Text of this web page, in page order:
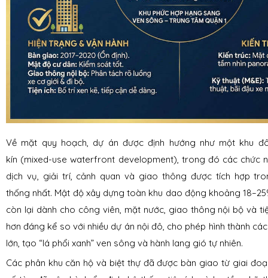
Về mặt quy hoạch, dự án được định hướng như một khu
kín (mixed-use waterfront development), trong đó các chức
dịch vụ, giải trí, cảnh quan và giao thông được tích hợp
thống nhất. Mật độ xây dựng toàn khu dao động khoảng
còn lại dành cho công viên, mặt nước, giao thông nội bộ và
hơn đáng kể so với nhiều dự án nội đô, cho phép hình thành
lớn, tạo “lá phổi xanh” ven sông và hành lang gió tự nhiên.
Các phân khu căn hộ và biệt thự đã được bàn giao từ giai